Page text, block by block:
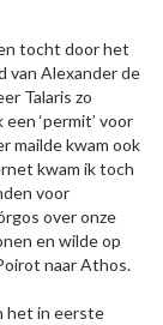
tocht door het
van Alexander de
Talaris zo
‘permit’ voor
mailde kwam ook
kwam ik toch
voor
over onze
en wilde op
naar Athos.
het in eerste